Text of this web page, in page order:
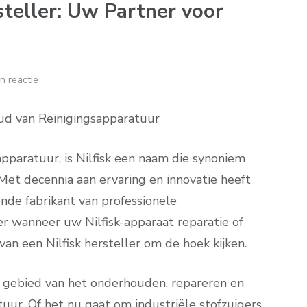
Uw Partner voor
reactie
van Reinigingsapparatuur
is Nilfisk een naam die synoniem
decennia aan ervaring en innovatie heeft
fabrikant van professionele
wanneer uw Nilfisk-apparaat reparatie of
een Nilfisk hersteller om de hoek kijken.
van het onderhouden, repareren en